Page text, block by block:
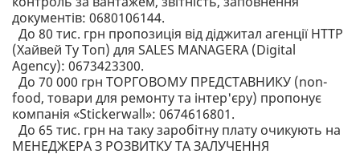
документів: 0680106144.
До 80 тис. грн пропозиція від діджитал агенції HTTP
(Хайвей Ту Топ) для SALES MANAGERА (Digital
Agency): 0673423300.
До 70 000 грн ТОРГОВОМУ ПРЕДСТАВНИКУ (non-
food, товари для ремонту та інтер'єру) пропонує
компанія «Stickerwall»: 0674616801.
До 65 тис. грн на таку заробітну плату очикують на
МЕНЕДЖЕРА З РОЗВИТКУ ТА ЗАЛУЧЕННЯ